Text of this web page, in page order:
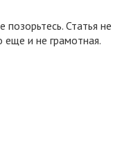
позорьтесь. Статья не
еще и не грамотная.